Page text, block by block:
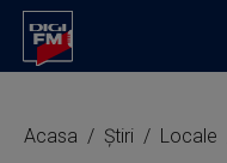
Acasa Știri Locale